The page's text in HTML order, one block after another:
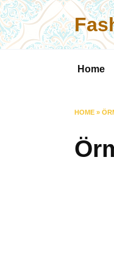
Skip
to
content
Home
HOME »